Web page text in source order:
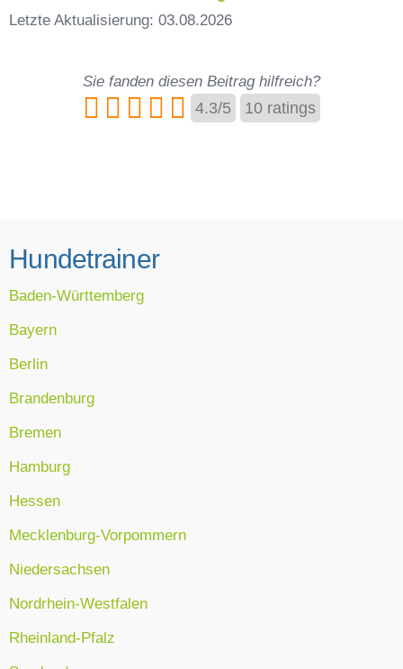
Letzte Aktualisierung: 03.08.2026
Sie fanden diesen Beitrag hilfreich?
4.3/5 10 ratings
Hundetrainer
Baden-Württemberg
Bayern
Berlin
Brandenburg
Bremen
Hamburg
Hessen
Mecklenburg-Vorpommern
Niedersachsen
Nordrhein-Westfalen
Rheinland-Pfalz